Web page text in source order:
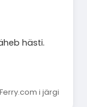
hästi.
i järgi